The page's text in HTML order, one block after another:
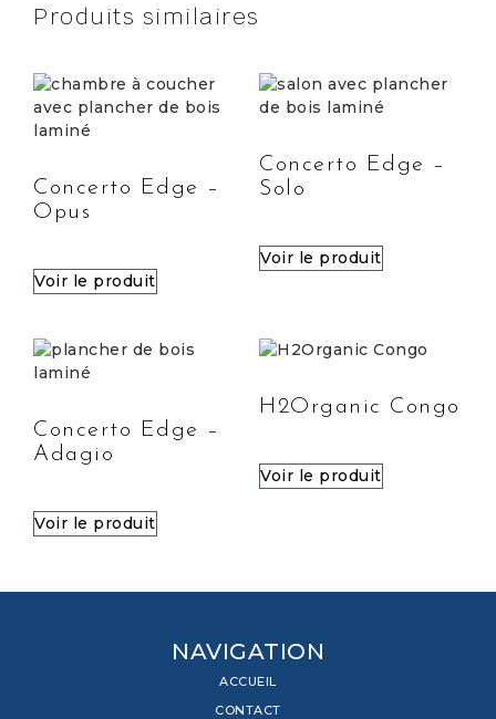
Produits similaires
Concerto Edge –
Opus
Voir le produit
Concerto Edge –
Solo
Voir le produit
Concerto Edge –
Adagio
Voir le produit
H2Organic Congo
Voir le produit
NAVIGATION
ACCUEIL
CONTACT